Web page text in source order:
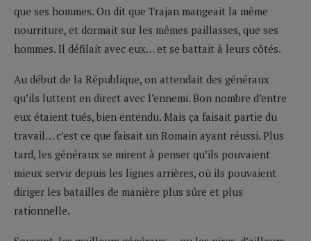
que ses hommes. On dit que Trajan mangeait la même
nourriture, et dormait sur les mêmes paillasses, que ses
hommes. Il défilait avec eux… et se battait à leurs côtés.
Au début de la République, on attendait des généraux
qu’ils luttent en direct avec l’ennemi. Bon nombre d’entre
eux étaient tués, bien entendu. Mais ça faisait partie du
travail… c’est ce que faisait un Romain ayant réussi. Plus
tard, les généraux se mirent à penser qu’ils pouvaient
mieux servir depuis les lignes arrières, où ils pouvaient
diriger les batailles de manière plus sûre et plus
rationnelle.